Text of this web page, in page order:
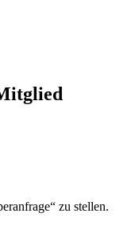
zu stellen.